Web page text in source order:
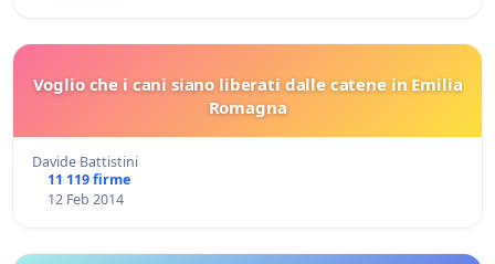
Voglio che i cani siano liberati dalle catene in Emilia
Romagna
Davide Battistini
11 119 firme
12 Feb 2014